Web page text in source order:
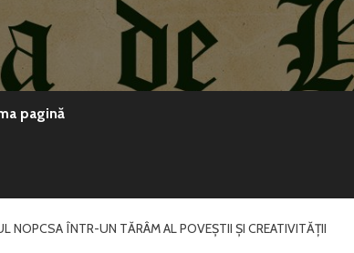
pagină
NOPCSA ÎNTR-UN TĂRÂM AL POVEȘTII ȘI CREATIVITĂȚII